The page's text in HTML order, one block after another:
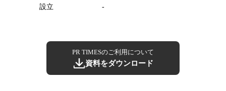
設立
-
PR TIMESのご利用について
資料をダウンロード